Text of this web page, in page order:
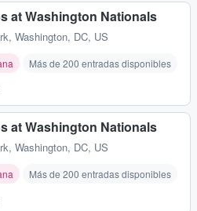
at Washington Nationals
, Washington, DC, US
Más de 200 entradas disponibles
at Washington Nationals
, Washington, DC, US
Más de 200 entradas disponibles